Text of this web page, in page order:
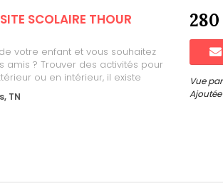
SCOLAIRE THOUR
votre enfant et vous souhaitez
amis ? Trouver des activités pour
ou en intérieur, il existe
ludiques pour amuser les plus
pour un anniversaire ?
TN
Vue
Ajoutée